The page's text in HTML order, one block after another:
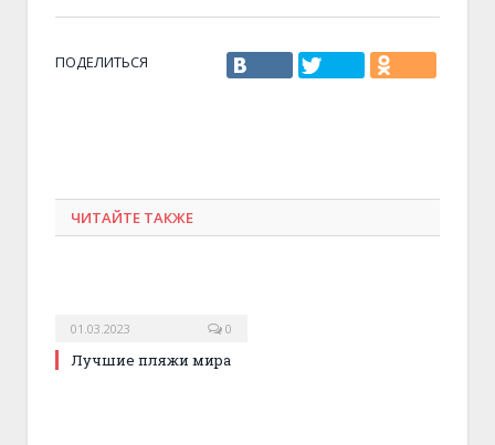
ПОДЕЛИТЬСЯ
ЧИТАЙТЕ ТАКЖЕ
01.03.2023 0
Лучшие пляжи мира